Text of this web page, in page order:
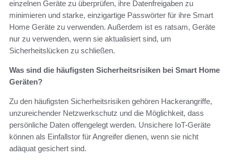
einzelnen Geräte zu überprüfen, ihre Datenfreigaben zu
minimieren und starke, einzigartige Passwörter für ihre Smart
Home Geräte zu verwenden. Außerdem ist es ratsam, Geräte
nur zu verwenden, wenn sie aktualisiert sind, um
Sicherheitslücken zu schließen.
Was sind die häufigsten Sicherheitsrisiken bei Smart Home
Geräten?
Zu den häufigsten Sicherheitsrisiken gehören Hackerangriffe,
unzureichender Netzwerkschutz und die Möglichkeit, dass
persönliche Daten offengelegt werden. Unsichere IoT-Geräte
können als Einfallstor für Angreifer dienen, wenn sie nicht
adäquat gesichert sind.